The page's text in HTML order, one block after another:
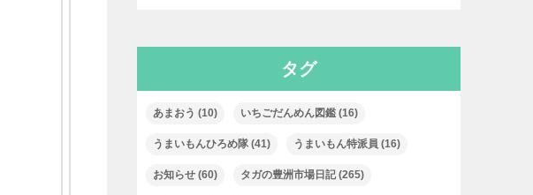
タグ
あまおう (10) いちごだんめん図鑑 (16)
うまいもんひろめ隊 (41) うまいもん特派員 (16)
お知らせ (60) タガの豊洲市場日記(265)